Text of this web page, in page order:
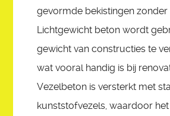
gevormde bekistingen zonder
Lichtgewicht beton wordt
gewicht van constructies te
wat vooral handig is bij
Vezelbeton is versterkt met
kunststofvezels, waardoor